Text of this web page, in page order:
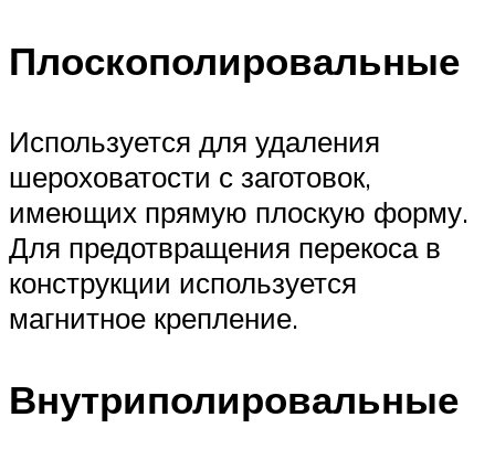
Плоскополировальные
Используется для удаления
шероховатости с заготовок,
имеющих прямую плоскую форму.
Для предотвращения перекоса в
конструкции используется
магнитное крепление.
Внутриполировальные